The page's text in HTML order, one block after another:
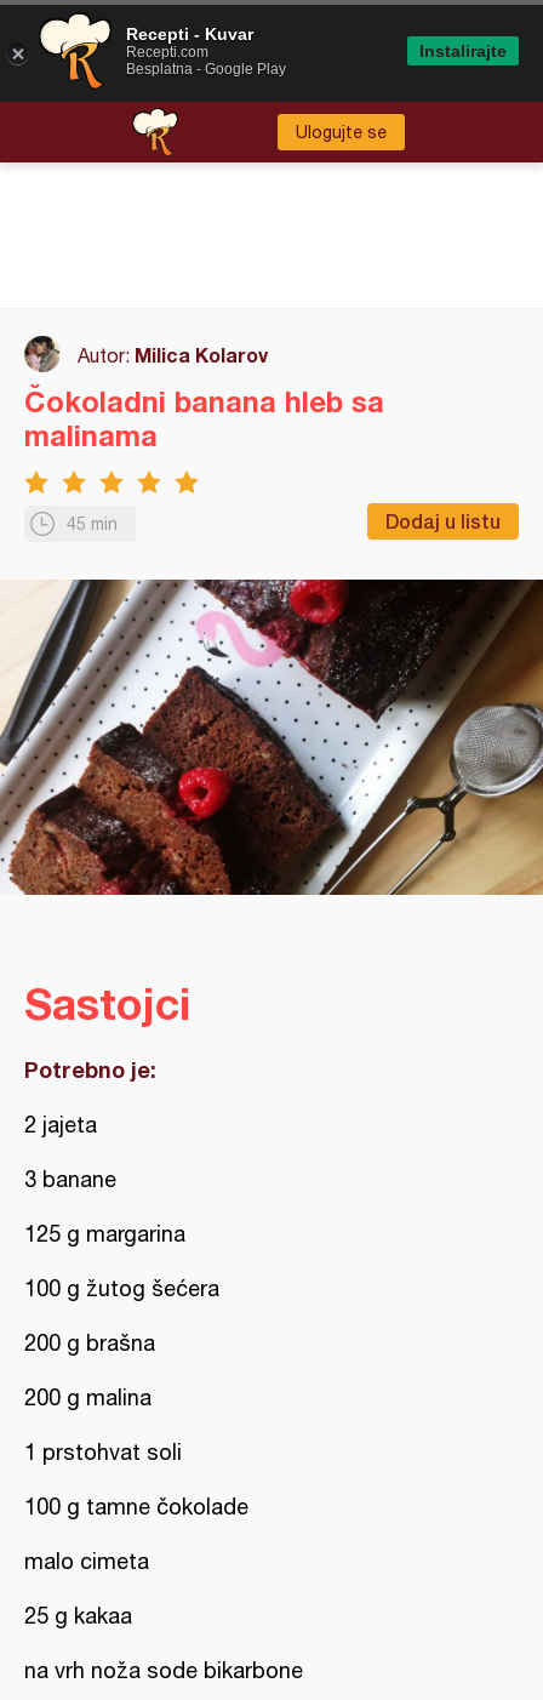
Ulogujte se
Autor: Milica Kolarov
45 min Dodaj u listu
Čokoladni banana hleb sa
malinama
Sastojci
Potrebno je:
2 jajeta
3 banane
125 g margarina
100 g žutog šećera
200 g brašna
200 g malina
1 prstohvat soli
100 g tamne čokolade
malo cimeta
25 g kakaa
na vrh noža sode bikarbone
Recepti - Kuvar
Recepti.com
Besplatna - Google Play
Instalirajte